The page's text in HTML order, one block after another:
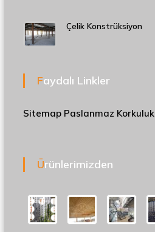
Çelik Konstrüksiyon
Faydalı Linkler
Sitemap Paslanmaz Korkuluk
Ürünlerimizden